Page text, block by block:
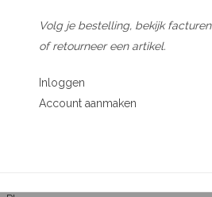
Volg je bestelling, bekijk facturen
of retourneer een artikel.
Inloggen
Account aanmaken